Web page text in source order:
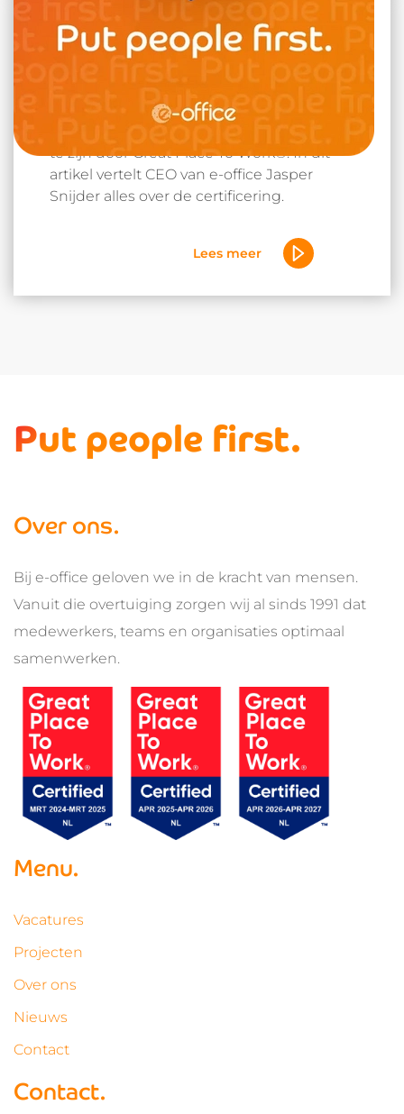
Leestijd:5 min.
e-office behaalt Great Place
To Work Certification™
e-office is ontzettend trots om Certified™
te zijn door Great Place To Work®. In dit
artikel vertelt CEO van e-office Jasper
Snijder alles over de certificering.
Lees meer
Put people first.
Over ons.
Bij e-office geloven we in de kracht van mensen.
Vanuit die overtuiging zorgen wij al sinds 1991 dat
medewerkers, teams en organisaties optimaal
samenwerken.
Menu.
Vacatures
Projecten
Over ons
Nieuws
Contact
Contact.